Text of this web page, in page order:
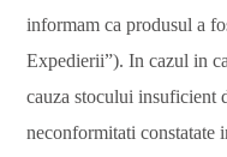
informam ca produsul a
Expedierii”). In cazul in
cauza stocului insuficient
neconformitati constatate